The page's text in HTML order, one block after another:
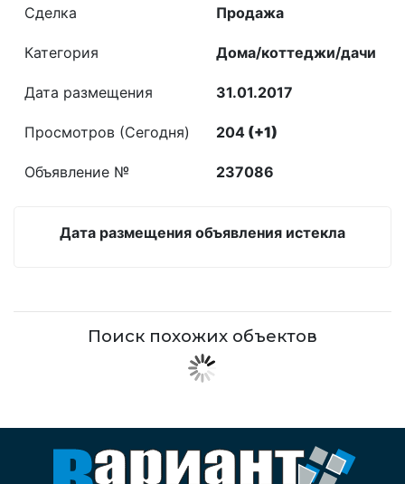
Сделка Продажа
Категория Дома/коттеджи/дачи
Дата размещения 31.01.2017
Просмотров (Сегодня) 204 (+1)
Объявление № 237086
Дата размещения объявления истекла
Поиск похожих объектов